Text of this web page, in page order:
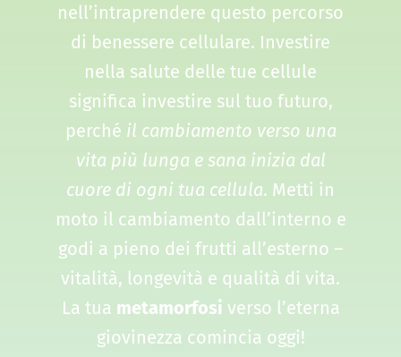
nell’intraprendere questo percorso
di benessere cellulare. Investire
nella salute delle tue cellule
significa investire sul tuo futuro,
perché il cambiamento verso una
vita più lunga e sana inizia dal
cuore di ogni tua cellula. Metti in
moto il cambiamento dall’interno e
godi a pieno dei frutti all’esterno –
vitalità, longevità e qualità di vita.
La tua metamorfosi verso l’eterna
giovinezza comincia oggi!